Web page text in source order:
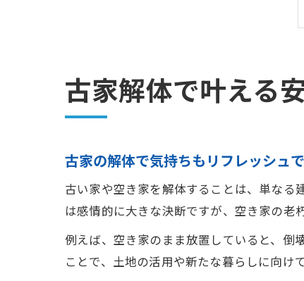
古家解体で叶える
古家の解体で気持ちもリフレッシュ
古い家や空き家を解体することは、単なる
は感情的に大きな決断ですが、空き家の老
例えば、空き家のまま放置していると、倒
ことで、土地の活用や新たな暮らしに向け